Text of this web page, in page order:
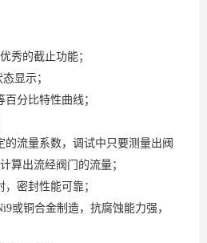
秀的截止功能；
显示；
分比特性曲线；
的流量系数，调试中只要测量出阀
算出流经阀门的流量；
密封性能可靠；
或铜合金制造，抗腐蚀能力强，